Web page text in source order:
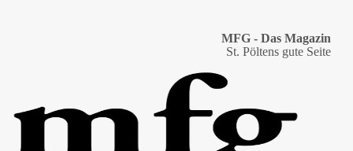
MFG - Das Magazin
St. Pöltens gute Seite